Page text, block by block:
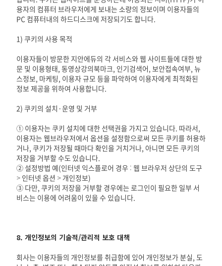
용자의 컴퓨터 브라우저에게 보내는 소량의 정보이며 이용자들의
PC 컴퓨터내의 하드디스크에 저장되기도 합니다.
1) 쿠키의 사용 목적
이용자들이 방문한 지안에듀의 각 서비스와 웹 사이트들에 대한 방
문 및 이용형태, 동영상강의북마크, 인기검색어, 보안접속여부, 뉴
스정보, 마케팅, 이용자 규모 등을 파악하여 이용자에게 최적화된
정보 제공을 위하여 사용합니다.
2) 쿠키의 설치·운영 및 거부
① 이용자는 쿠키 설치에 대한 선택권을 가지고 있습니다. 따라서,
이용자는 웹브라우저에서 옵션을 설정함으로써 모든 쿠키를 허용하
거나, 쿠키가 저장될 때마다 확인을 거치거나, 아니면 모든 쿠키의
저장을 거부할 수도 있습니다.
② 설정방법 예(인터넷 익스플로어 경우 : 웹 브라우저 상단의 도구
> 인터넷 옵션 > 개인정보)
③ 다만, 쿠키의 저장을 거부할 경우에는 로그인이 필요한 일부 서
비스는 이용에 어려움이 있을 수 있습니다.
8. 개인정보의 기술적/관리적 보호 대책
회사는 이용자들의 개인정보를 취급함에 있어 개인정보가 분실, 도